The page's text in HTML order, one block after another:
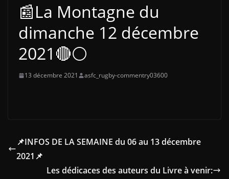
📰La Montagne du
dimanche 12 décembre
2021🔴⚪
13 décembre 2021 asfc_rugby-commentry03600
📌INFOS DE LA SEMAINE du 06 au 13 décembre
2021📌
Les dédicaces des auteurs du Livre à venir: